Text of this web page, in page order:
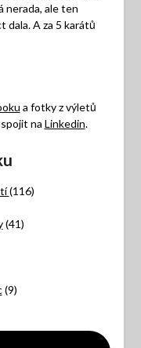
nerada, ale ten
dala. A za 5 karátů
a fotky z výletů
na Linkedin.
(116)
(41)
(9)